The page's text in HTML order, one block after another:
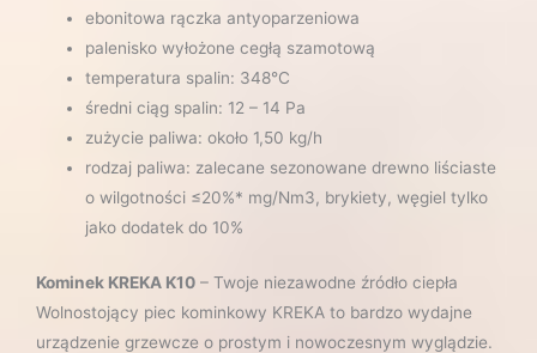
ebonitowa rączka antyoparzeniowa
palenisko wyłożone cegłą szamotową
temperatura spalin: 348°C
średni ciąg spalin: 12 – 14 Pa
zużycie paliwa: około 1,50 kg/h
rodzaj paliwa: zalecane sezonowane drewno liściaste
o wilgotności ≤20%* mg/Nm3, brykiety, węgiel tylko
jako dodatek do 10%
Kominek KREKA K10 – Twoje niezawodne źródło ciepła
Wolnostojący piec kominkowy KREKA to bardzo wydajne
urządzenie grzewcze o prostym i nowoczesnym wyglądzie.